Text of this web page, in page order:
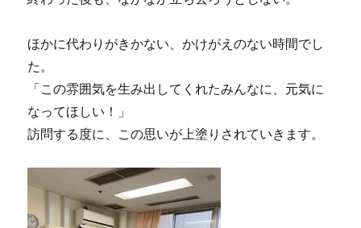
ほかに代わりがきかない、かけがえのない時間でし
た。
「この雰囲気を生み出してくれたみんなに、元気に
なってほしい！」
訪問する度に、この思いが上塗りされていきます。